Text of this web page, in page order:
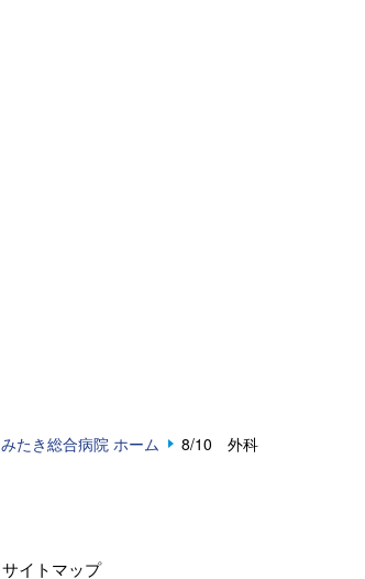
みたき総合病院 ホーム 8/10 外科
サイトマップ